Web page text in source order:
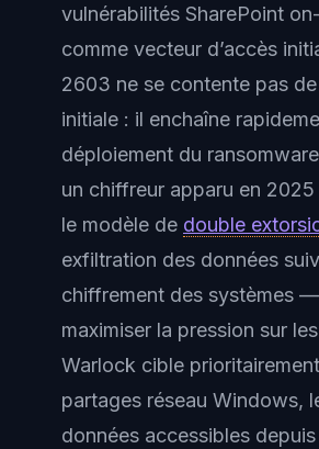
vulnérabilités SharePoint
comme vecteur d’accès
2603 ne se contente pas de
initiale : il enchaîne
déploiement du
un chiffreur apparu en
le modèle de double
exfiltration des données
chiffrement des systèmes
maximiser la pression sur
Warlock cible
partages réseau Windows,
données accessibles